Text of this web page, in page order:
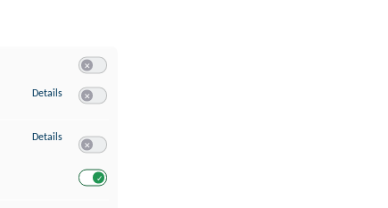
Details zu Speichern von oder Zugriff auf Informationen auf einem Endgerät
Details zu Verwendung reduzierter Daten zur Auswahl von Werbeanzeigen